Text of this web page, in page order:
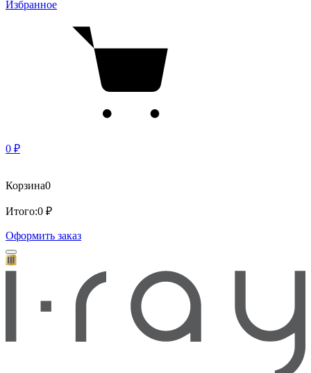
Избранное
0 ₽
Корзина0
Итого:0 ₽
Оформить заказ